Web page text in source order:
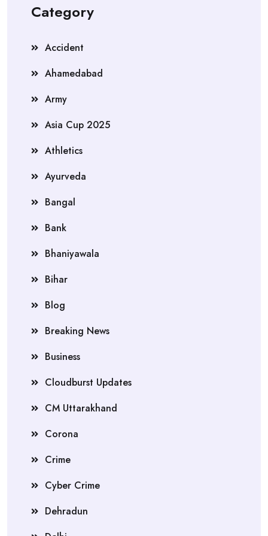
Category
Accident
Ahamedabad
Army
Asia Cup 2025
Athletics
Ayurveda
Bangal
Bank
Bhaniyawala
Bihar
Blog
Breaking News
Business
Cloudburst Updates
CM Uttarakhand
Corona
Crime
Cyber Crime
Dehradun